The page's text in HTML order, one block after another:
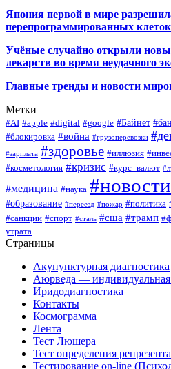
Япония первой в мире
перепрограммированных клеток
Учёные случайно открыли
лекарств во время неудачного
Главные тренды и новости
Метки
#AI #apple #digital #google #Байнет
#блокировка #война #грузоперевозки
#зарплата #здоровье #иллюзия
#косметология #кризис #курс_валют
#медицина #наука
#образование #переезд #пожар #политика
#санкции #спорт #сталь #сша #трамп
утрата
Страницы
Акупунктурная диагностика
Аюрведа — индивидуальная
Иридодиагностика
Контакты
Космограмма
Лента
Тест Люшера
Тест определения
Тестирование on-line